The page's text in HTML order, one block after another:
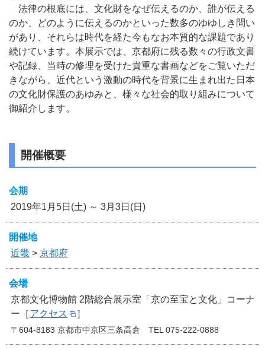
法律の根底には、文化財をなぜ伝えるのか、誰が伝える
のか、どのように伝えるのかといった数多のゆゆしき問い
があり、それらは時代を経た今もなお本質的な課題であり
続けています。本展示では、京都府に残る数々の行政文書
や記録、当時の修理を受けた貴重な書画などをご覧いただ
きながら、近代という激動の時代を背景に生まれ出た日本
の文化財保護のあゆみと、様々な社会的取り組みについて
御紹介します。
開催概要
会期
2019年1月5日(土) ～ 3月3日(日)
開催地
近畿 > 京都府
会場
京都文化博物館 2階総合展示室「京の至宝と文化」コーナ
ー［アクセス ］
〒604-8183 京都市中京区三条高倉 TEL 075-222-0888